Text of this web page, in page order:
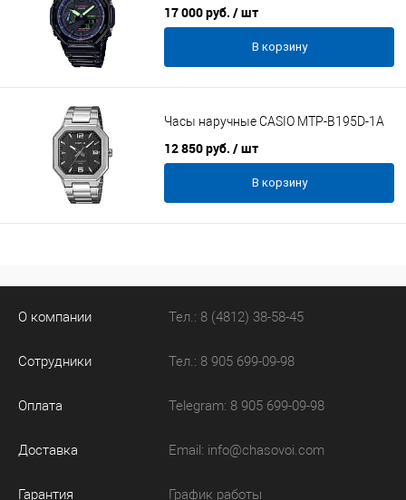
17 000 руб. / шт
В корзину
Часы наручные CASIO MTP-B195D-1A
12 850 руб. / шт
В корзину
О компании
Сотрудники
Оплата
Доставка
Гарантия
Тел.: 8 (4812) 38-58-45
Тел.: 8 905 699-09-98
Telegram: 8 905 699-09-98
Email: info@chasovoi.com
График работы